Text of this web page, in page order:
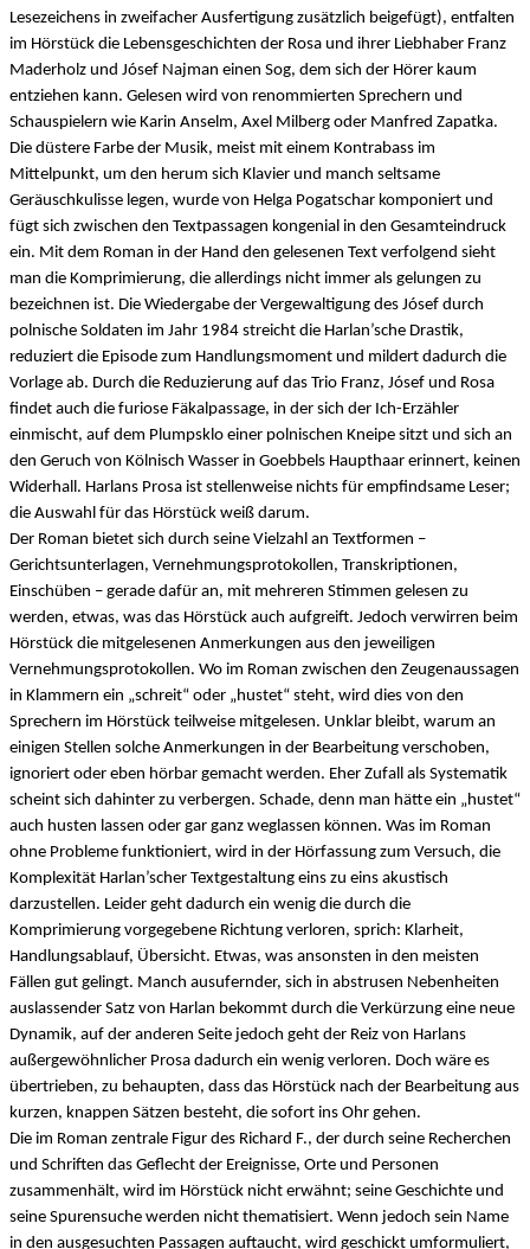
Lesezeichens in zweifacher Ausfertigung zusätzlich beigefügt), entfalten
im Hörstück die Lebensgeschichten der Rosa und ihrer Liebhaber Franz
Maderholz und Jósef Najman einen Sog, dem sich der Hörer kaum
entziehen kann. Gelesen wird von renommierten Sprechern und
Schauspielern wie Karin Anselm, Axel Milberg oder Manfred Zapatka.
Die düstere Farbe der Musik, meist mit einem Kontrabass im
Mittelpunkt, um den herum sich Klavier und manch seltsame
Geräuschkulisse legen, wurde von Helga Pogatschar komponiert und
fügt sich zwischen den Textpassagen kongenial in den Gesamteindruck
ein. Mit dem Roman in der Hand den gelesenen Text verfolgend sieht
man die Komprimierung, die allerdings nicht immer als gelungen zu
bezeichnen ist. Die Wiedergabe der Vergewaltigung des Jósef durch
polnische Soldaten im Jahr 1984 streicht die Harlan’sche Drastik,
reduziert die Episode zum Handlungsmoment und mildert dadurch die
Vorlage ab. Durch die Reduzierung auf das Trio Franz, Jósef und Rosa
findet auch die furiose Fäkalpassage, in der sich der Ich-Erzähler
einmischt, auf dem Plumpsklo einer polnischen Kneipe sitzt und sich an
den Geruch von Kölnisch Wasser in Goebbels Haupthaar erinnert, keinen
Widerhall. Harlans Prosa ist stellenweise nichts für empfindsame Leser;
die Auswahl für das Hörstück weiß darum.
Der Roman bietet sich durch seine Vielzahl an Textformen –
Gerichtsunterlagen, Vernehmungsprotokollen, Transkriptionen,
Einschüben – gerade dafür an, mit mehreren Stimmen gelesen zu
werden, etwas, was das Hörstück auch aufgreift. Jedoch verwirren beim
Hörstück die mitgelesenen Anmerkungen aus den jeweiligen
Vernehmungsprotokollen. Wo im Roman zwischen den Zeugenaussagen
in Klammern ein „schreit“ oder „hustet“ steht, wird dies von den
Sprechern im Hörstück teilweise mitgelesen. Unklar bleibt, warum an
einigen Stellen solche Anmerkungen in der Bearbeitung verschoben,
ignoriert oder eben hörbar gemacht werden. Eher Zufall als Systematik
scheint sich dahinter zu verbergen. Schade, denn man hätte ein „hustet“
auch husten lassen oder gar ganz weglassen können. Was im Roman
ohne Probleme funktioniert, wird in der Hörfassung zum Versuch, die
Komplexität Harlan’scher Textgestaltung eins zu eins akustisch
darzustellen. Leider geht dadurch ein wenig die durch die
Komprimierung vorgegebene Richtung verloren, sprich: Klarheit,
Handlungsablauf, Übersicht. Etwas, was ansonsten in den meisten
Fällen gut gelingt. Manch ausufernder, sich in abstrusen Nebenheiten
auslassender Satz von Harlan bekommt durch die Verkürzung eine neue
Dynamik, auf der anderen Seite jedoch geht der Reiz von Harlans
außergewöhnlicher Prosa dadurch ein wenig verloren. Doch wäre es
übertrieben, zu behaupten, dass das Hörstück nach der Bearbeitung aus
kurzen, knappen Sätzen besteht, die sofort ins Ohr gehen.
Die im Roman zentrale Figur des Richard F., der durch seine Recherchen
und Schriften das Geflecht der Ereignisse, Orte und Personen
zusammenhält, wird im Hörstück nicht erwähnt; seine Geschichte und
seine Spurensuche werden nicht thematisiert. Wenn jedoch sein Name
in den ausgesuchten Passagen auftaucht, wird geschickt umformuliert,